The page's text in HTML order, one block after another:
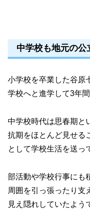
中学校も地元の公
小学校を卒業した谷原
学校へと進学して3年
中学校時代は思春期と
抗期をほとんど見せる
として学校生活を送っ
部活動や学校行事にも
周囲を引っ張ったり支
見え隠れしていたよう